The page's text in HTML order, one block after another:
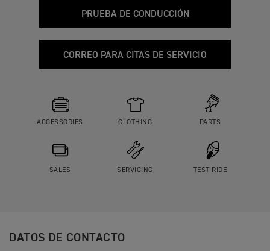
PRUEBA DE CONDUCCIÓN
CORREO PARA CITAS DE SERVICIO
ACCESSORIES CLOTHING PARTS
SALES SERVICING TEST RIDE
DATOS DE CONTACTO